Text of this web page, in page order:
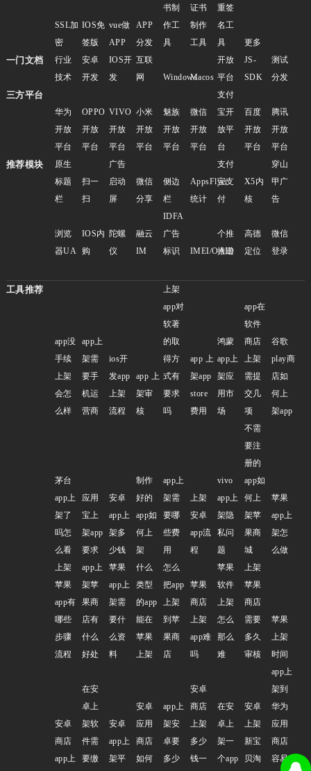
SSL加
密
IOS免
签版
vue做
APP
APP
分发
书制
作工
具
证书
制作
工具
重签
名工
具
更多
一门文档
行业
技术
安卓
开发
IOS开
发
互联
网
WindowsMacos
开放
平台
JS-
SDK
测试
分发
三方平台
华为
开放
平台
OPPO
开放
平台
VIVO
开放
平台
小米
开放
平台
魅族
开放
平台
微信
开放
平台
支付
宝开
放平
台
百度
开放
平台
腾讯
开放
平台
推荐模块
原生
标题
栏
扫一
扫
广告
启动
屏
微信
分享
侧边
栏
AppsFlyer
统计
支付
宝支
付
X5内
核
穿山
甲广
告
浏览
器UA
IOS内
购
陀螺
仪
融云
IM
IDFA
广告
标识
IMEI/OAID
个推
推送
高德
定位
微信
登录
工具推荐
app没
手续
上架
会怎
么样
app上
架需
要手
机运
营商
ios开
发app
上架
流程
app 上
架审
核
上架
app对
软著
的取
得方
式有
要求
吗
app 上
架app
store
费用
鸿蒙
app上
架应
用市
场
app在
软件
商店
上架
需提
交几
项
谷歌
play商
店如
何上
架app
茅台
app上
架了
吗怎
么看
应用
宝上
架app
要求
安卓
app上
架多
少钱
制作
好的
app如
何上
架
app上
架需
要哪
些费
用
上架
安卓
app流
程
vivo
app上
架隐
私问
题
不需
要注
册的
app如
何上
架苹
果商
城
苹果
app上
架怎
么做
上架
苹果
app有
哪些
步骤
流程
app上
架苹
果商
店有
什么
好处
苹果
app上
架需
要什
么资
料
什么
类型
的app
能在
苹果
上架
怎么
把app
上架
到苹
果商
店
苹果
商店
上架
app难
吗
苹果
软件
上架
怎么
那么
难
上架
苹果
商店
需要
多久
审核
苹果
上架
时间
安卓
商店
app上
在安
卓上
架软
件需
要缴
安卓
app上
架平
安卓
应用
商店
如何
app上
架安
卓要
多少
安卓
商店
上架
多少
钱一
在安
卓上
架一
个app
安卓
上架
新宝
贝淘
app上
架到
华为
应用
商店
容易